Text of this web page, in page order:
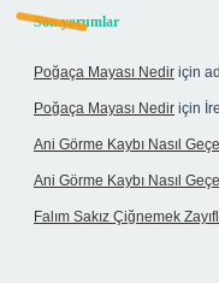
Son yorumlar
Poğaça Mayası Nedir için
Poğaça Mayası Nedir için
Ani Görme Kaybı Nasıl
Ani Görme Kaybı Nasıl
Falım Sakız Çiğnemek